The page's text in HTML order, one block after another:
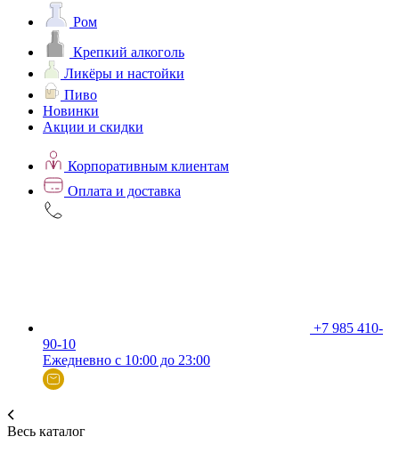
Ром
Крепкий алкоголь
Ликёры и настойки
Пиво
Новинки
Акции и скидки
Корпоративным клиентам
Оплата и доставка
+7 985 410-
90-10
Ежедневно с 10:00 до 23:00
Весь каталог